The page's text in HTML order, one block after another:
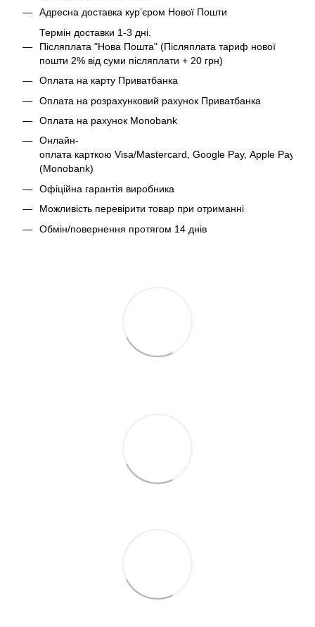
Адресна доставка курʼєром Нової Пошти
Термін доставки 1-3 дні.
Післяплата "Нова Пошта" (Післяплата тариф нової
пошти 2% від суми післяплати + 20 грн)
Оплата на карту Приватбанка
Оплата на розрахунковий рахунок Приватбанка
Оплата на рахунок Monobank
Онлайн-
оплата карткою Visa/Mastercard, Google Pay, Apple Pay
(Monobank)
Офіційна гарантія виробника
Можливість перевірити товар при отриманні
Обмін/повернення протягом 14 днів